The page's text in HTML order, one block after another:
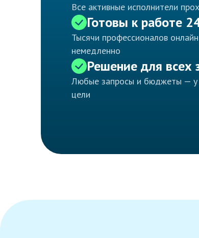
Все активные исполнители
Готовы к работе
Тысячи профессионалов
немедленно
Решение для всех
Любые запросы и бюджеты — у
цели